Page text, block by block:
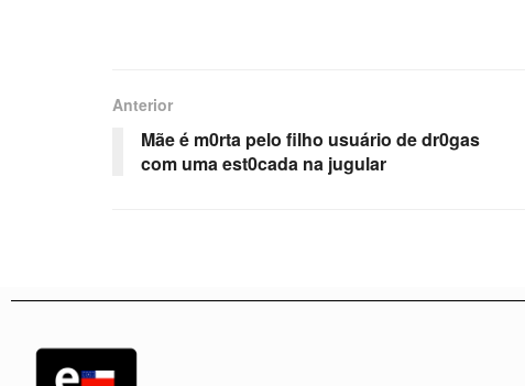
Anterior
Mãe é m0rta pelo filho usuário de dr0gas
com uma est0cada na jugular